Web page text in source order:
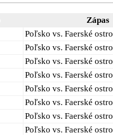
Zápas
Poľsko vs. Faerské
Poľsko vs. Faerské
Poľsko vs. Faerské
Poľsko vs. Faerské
Poľsko vs. Faerské
Poľsko vs. Faerské
Poľsko vs. Faerské
Poľsko vs. Faerské